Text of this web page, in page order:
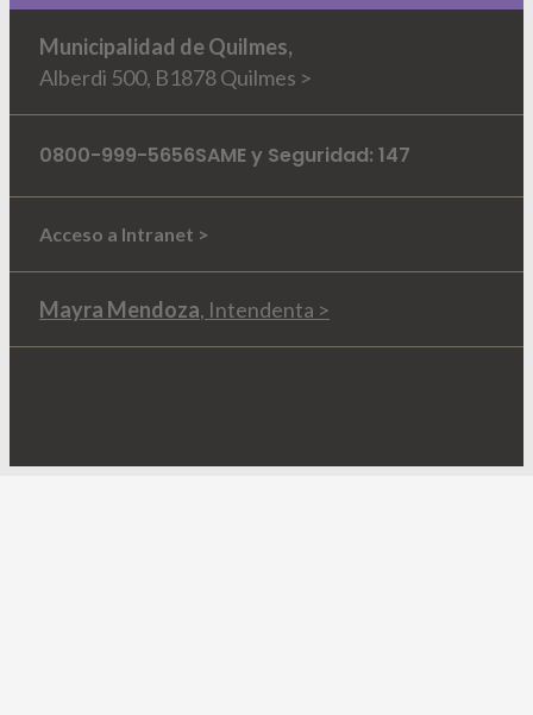
Municipalidad de Quilmes,
Alberdi 500, B1878 Quilmes >
0800-999-5656SAME y Seguridad: 147
Acceso a Intranet >
Mayra Mendoza, Intendenta >